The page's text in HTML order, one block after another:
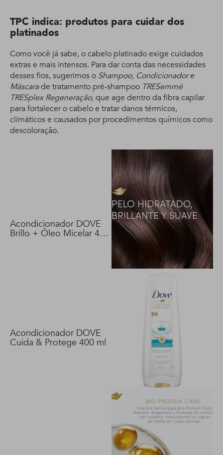
TPC indica: produtos para cuidar dos
platinados
Como você já sabe, o cabelo platinado exige cuidados
extras e mais intensos. Para dar conta das necessidades
desses fios, sugerimos o Shampoo, Condicionadore
Máscarade tratamento pré-shampoo TRESemmé
TRESplex Regeneração, que age dentro da fibra capilar
para fortalecer o cabelo e tratar danos térmicos,
climáticos e causados por procedimentos químicos como
descoloração.
Acondicionador DOVE
Brillo + Óleo Micelar 400
Acondicionador DOVE
Cuida & Protege 400 ml